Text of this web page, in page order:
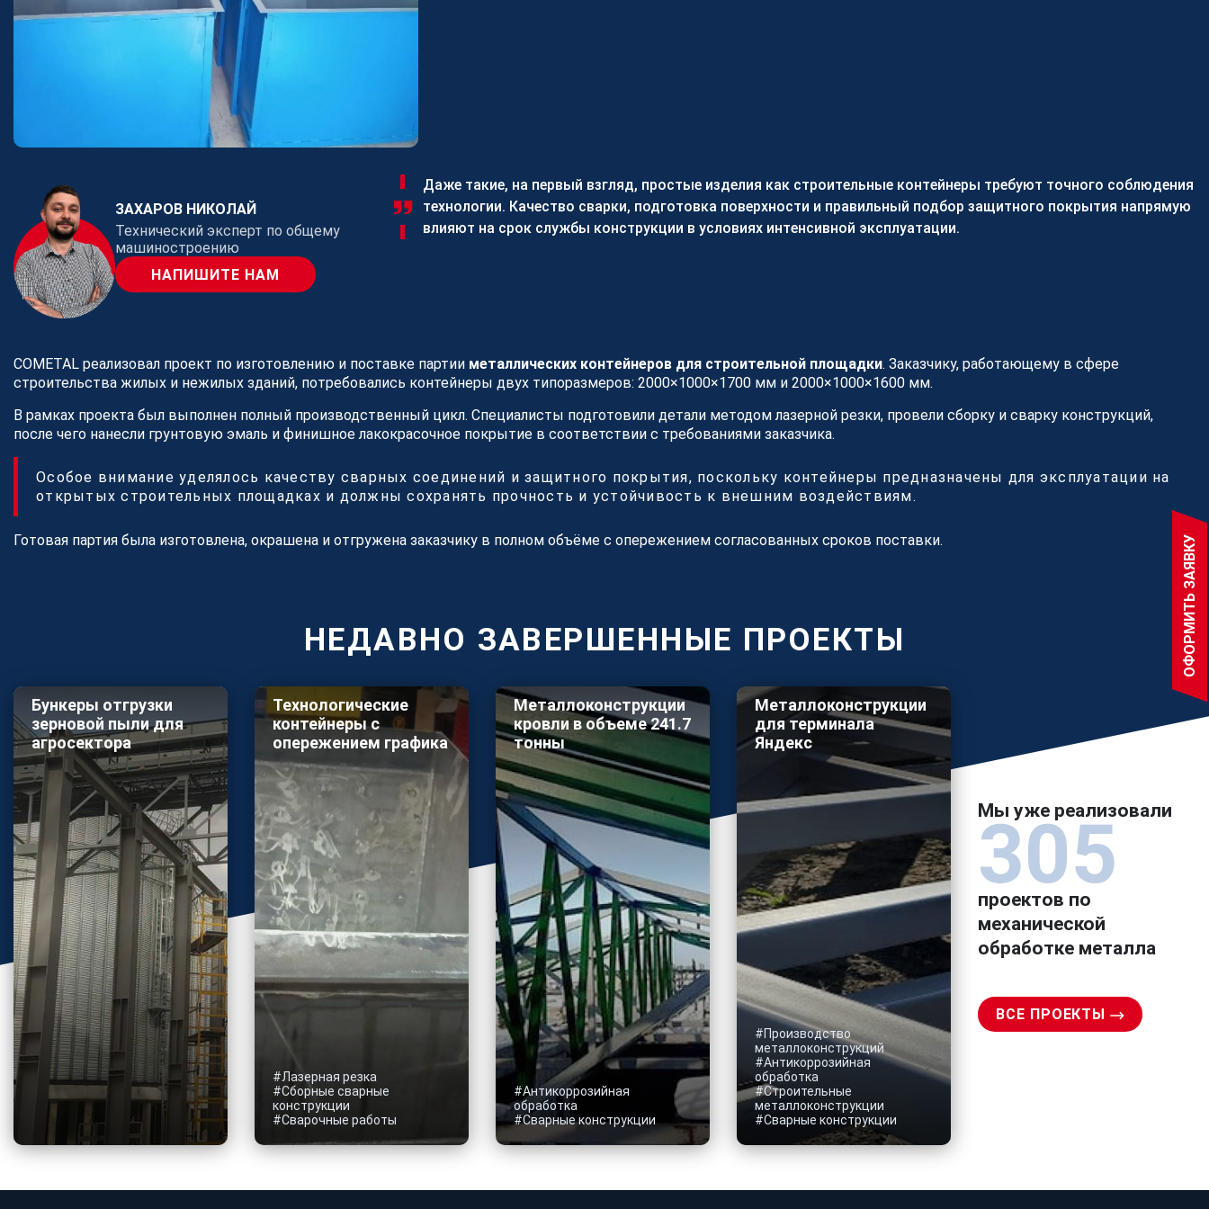
ОФОРМИТЬ ЗАЯВКУ
Производство и поставка
Поставка металлопроката
Порошковые стали
Аддитивное производство
Как стать партнером
СТАТЬ ПАРТНЕРОМ
ЗАХАРОВ НИКОЛАЙ
Технический эксперт по общему
машиностроению
НАПИШИТЕ НАМ
Даже такие, на первый взгляд, простые изделия как строительные контейнеры требуют точного соблюдения
технологии. Качество сварки, подготовка поверхности и правильный подбор защитного покрытия напрямую
влияют на срок службы конструкции в условиях интенсивной эксплуатации.
COMETAL реализовал проект по изготовлению и поставке партии металлических контейнеров для строительной площадки. Заказчику, работающему в сфере
строительства жилых и нежилых зданий, потребовались контейнеры двух типоразмеров: 2000×1000×1700 мм и 2000×1000×1600 мм.
В рамках проекта был выполнен полный производственный цикл. Специалисты подготовили детали методом лазерной резки, провели сборку и сварку конструкций,
после чего нанесли грунтовую эмаль и финишное лакокрасочное покрытие в соответствии с требованиями заказчика.
Особое внимание уделялось качеству сварных соединений и защитного покрытия, поскольку контейнеры предназначены для эксплуатации на
открытых строительных площадках и должны сохранять прочность и устойчивость к внешним воздействиям.
Готовая партия была изготовлена, окрашена и отгружена заказчику в полном объёме с опережением согласованных сроков поставки.
НЕДАВНО ЗАВЕРШЕННЫЕ ПРОЕКТЫ
Бункеры отгрузки
зерновой пыли для
агросектора
Технологические
контейнеры с
опережением графика
#Лазерная резка
#Сборные сварные
конструкции
#Сварочные работы
Металлоконструкции
кровли в объеме 241.7
тонны
#Антикоррозийная
обработка
#Сварные конструкции
Металлоконструкции
для терминала
Яндекс
#Производство
металлоконструкций
#Антикоррозийная
обработка
#Строительные
металлоконструкции
#Сварные конструкции
Мы уже реализовали
305
проектов по
механической
обработке металла
ВСЕ ПРОЕКТЫ